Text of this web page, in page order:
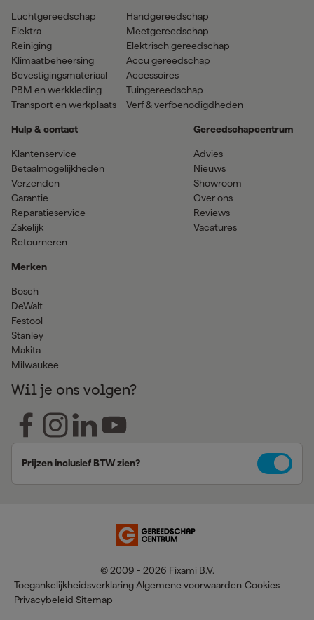
Luchtgereedschap
Elektra
Reiniging
Klimaatbeheersing
Bevestigingsmateriaal
PBM en werkkleding
Transport en werkplaats
Handgereedschap
Meetgereedschap
Elektrisch gereedschap
Accu gereedschap
Accessoires
Tuingereedschap
Verf & verfbenodigdheden
Hulp & contact
Klantenservice
Betaalmogelijkheden
Verzenden
Garantie
Reparatieservice
Zakelijk
Retourneren
Merken
Bosch
DeWalt
Festool
Stanley
Makita
Milwaukee
Gereedschapcentrum
Advies
Nieuws
Showroom
Over ons
Reviews
Vacatures
Wil je ons volgen?
Prijzen inclusief BTW zien?
© 2009 - 2026 Fixami B.V.
Toegankelijkheidsverklaring Algemene voorwaarden Cookies
Privacybeleid Sitemap